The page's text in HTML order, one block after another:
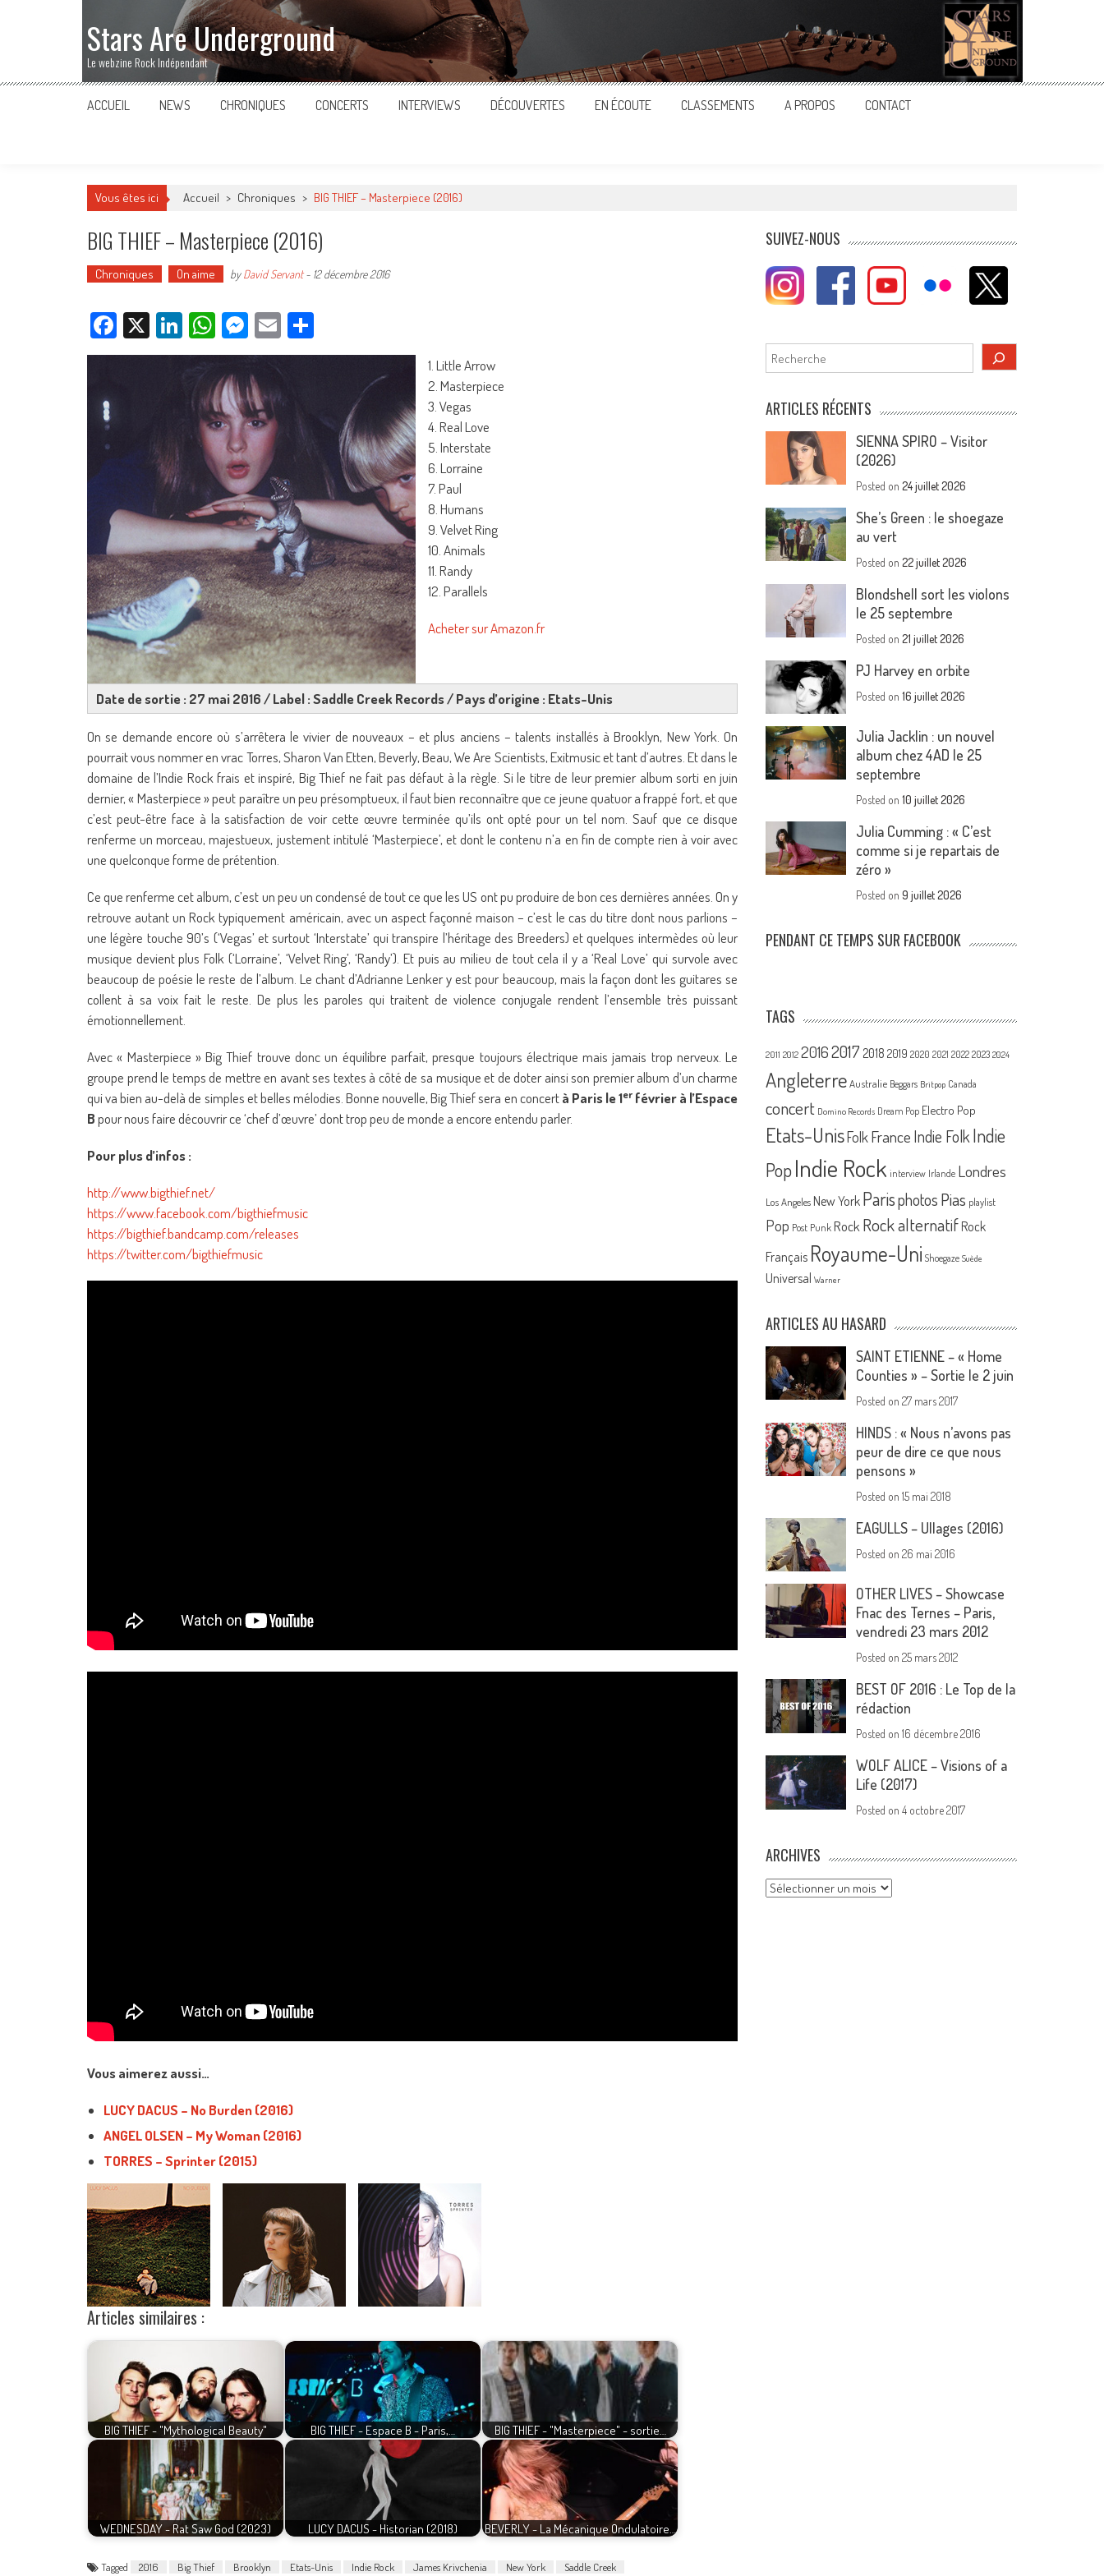
Stars Are Underground
Le webzine Rock Indépendant
ACCUEIL NEWS CHRONIQUES CONCERTS INTERVIEWS DÉCOUVERTES EN ÉCOUTE CLASSEMENTS A PROPOS CONTACT
Vous êtes ici Accueil > Chroniques > BIG THIEF – Masterpiece (2016)
BIG THIEF – Masterpiece (2016)
Chroniques On aime byDavid Servant- 12 décembre 2016
Facebook
X LinkedIn
WhatsApp
Messenger
Email
1. Little Arrow
2. Masterpiece
3. Vegas
4. Real Love
5. Interstate
6. Lorraine
7. Paul
8. Humans
9. Velvet Ring
10. Animals
11. Randy
12. Parallels
Acheter sur Amazon.fr
Date de sortie : 27 mai 2016 / Label : Saddle Creek Records / Pays d’origine : Etats-Unis
On se demande encore où s’arrêtera le vivier de nouveaux – et plus anciens – talents installés à Brooklyn, New York. On
pourrait vous nommer en vrac Torres, Sharon Van Etten, Beverly, Beau, We Are Scientists, Exitmusic et tant d’autres. Et dans le
domaine de l’Indie Rock frais et inspiré, Big Thief ne fait pas défaut à la règle. Si le titre de leur premier album sorti en juin
dernier, « Masterpiece » peut paraître un peu présomptueux, il faut bien reconnaître que ce jeune quatuor a frappé fort, et que
c’est peut-être face à la satisfaction de voir cette œuvre terminée qu’ils ont opté pour un tel nom. Sauf que ce disque
renferme un morceau, majestueux, justement intitulé ‘Masterpiece’, et dont le contenu n’a en fin de compte rien à voir avec
une quelconque forme de prétention.
Ce que renferme cet album, c’est un peu un condensé de tout ce que les US ont pu produire de bon ces dernières années. On y
retrouve autant un Rock typiquement américain, avec un aspect façonné maison – c’est le cas du titre dont nous parlions –
une légère touche 90’s (‘Vegas’ et surtout ‘Interstate’ qui transpire l’héritage des Breeders) et quelques intermèdes où leur
musique devient plus Folk (‘Lorraine’, ‘Velvet Ring’, ‘Randy’). Et puis au milieu de tout cela il y a ‘Real Love’ qui survole avec
beaucoup de poésie le reste de l’album. Le chant d’Adrianne Lenker y est pour beaucoup, mais la façon dont les guitares se
collent à sa voix fait le reste. De plus les paroles qui traitent de violence conjugale rendent l’ensemble très puissant
émotionnellement.
Avec « Masterpiece » Big Thief trouve donc un équilibre parfait, presque toujours électrique mais jamais trop nerveux. Le
groupe prend le temps de mettre en avant ses textes à côté de sa musique et de doter ainsi son premier album d’un charme
qui va bien au-delà de simples et belles mélodies. Bonne nouvelle, Big Thief sera en concertà Paris le 1er février à l’Espace
Bpour nous faire découvrir ce ‘chef d’œuvre’ dont trop peu de monde a encore entendu parler.
Pour plus d’infos :
http://www.bigthief.net/
https://www.facebook.com/bigthiefmusic
https://bigthief.bandcamp.com/releases
https://twitter.com/bigthiefmusic
Vous aimerez aussi…
LUCY DACUS – No Burden (2016)
ANGEL OLSEN – My Woman (2016)
TORRES – Sprinter (2015)
Articles similaires :
BIG THIEF - "Mythological Beauty" BIG THIEF - Espace B - Paris,… BIG THIEF - "Masterpiece" - sortie…
WEDNESDAY - Rat Saw God (2023) LUCY DACUS - Historian (2018) BEVERLY - La Mécanique Ondulatoire…
Tagged 2016 Big Thief Brooklyn Etats-Unis Indie Rock James Krivchenia New York Saddle Creek
SUIVEZ-NOUS
Rechercher
ARTICLES RÉCENTS
SIENNA SPIRO – Visitor
(2026)
Posted on24 juillet 2026
She’s Green : le shoegaze
au vert
Posted on22 juillet 2026
Blondshell sort les violons
le 25 septembre
Posted on21 juillet 2026
PJ Harvey en orbite
Posted on16 juillet 2026
Julia Jacklin : un nouvel
album chez 4AD le 25
septembre
Posted on10 juillet 2026
Julia Cumming : « C’est
comme si je repartais de
zéro »
Posted on9 juillet 2026
PENDANT CE TEMPS SUR FACEBOOK
TAGS
2011 2012 20162017 2018 2019 2020 2021 2022 2023 2024
Angleterre Australie Beggars Britpop Canada
concert Domino Records Dream Pop Electro Pop
Etats-UnisFolk France Indie FolkIndie
PopIndie Rock interview Irlande Londres
Los Angeles New York Parisphotos Pias playlist
Pop Post Punk Rock Rock alternatif Rock
Français Royaume-Uni Shoegaze Suède
Universal Warner
ARTICLES AU HASARD
SAINT ETIENNE – « Home
Counties » – Sortie le 2 juin
Posted on27 mars 2017
HINDS : « Nous n’avons pas
peur de dire ce que nous
pensons »
Posted on15 mai 2018
EAGULLS – Ullages (2016)
Posted on26 mai 2016
OTHER LIVES – Showcase
Fnac des Ternes – Paris,
vendredi 23 mars 2012
Posted on25 mars 2012
BEST OF 2016 : Le Top de la
rédaction
Posted on16 décembre 2016
WOLF ALICE – Visions of a
Life (2017)
Posted on4 octobre 2017
ARCHIVES
Archives